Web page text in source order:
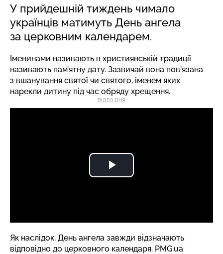
У прийдешній тиждень чимало
українців матимуть День ангела
за церковним календарем.
Іменинами називають в християнській традиції
називають пам’ятну дату. Зазвичай вона пов’язана
з вшанування святої чи святого, іменем яких
нарекли дитину під час обряду хрещення.
ВІДЕО ДНЯ
Як наслідок, День ангела завжди відзначають
відповідно до церковного календаря. PMG.ua